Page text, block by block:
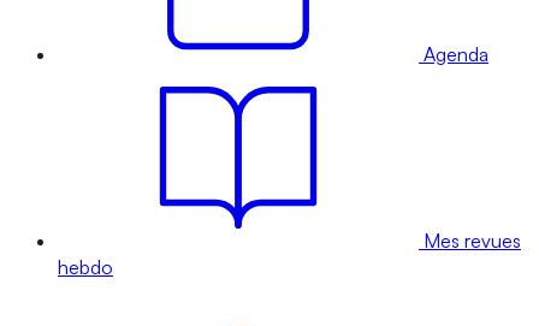
Agenda
Mes revues
hebdo